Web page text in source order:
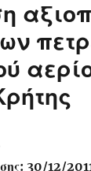
30/12/